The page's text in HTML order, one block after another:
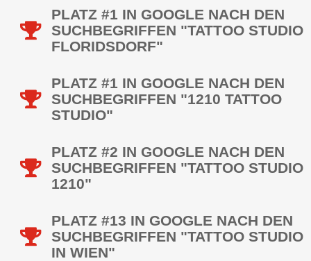
PLATZ #1 IN GOOGLE NACH DEN
SUCHBEGRIFFEN "TATTOO STUDIO
FLORIDSDORF"
PLATZ #1 IN GOOGLE NACH DEN
SUCHBEGRIFFEN "1210 TATTOO
STUDIO"
PLATZ #2 IN GOOGLE NACH DEN
SUCHBEGRIFFEN "TATTOO STUDIO
1210"
PLATZ #13 IN GOOGLE NACH DEN
SUCHBEGRIFFEN "TATTOO STUDIO
IN WIEN"